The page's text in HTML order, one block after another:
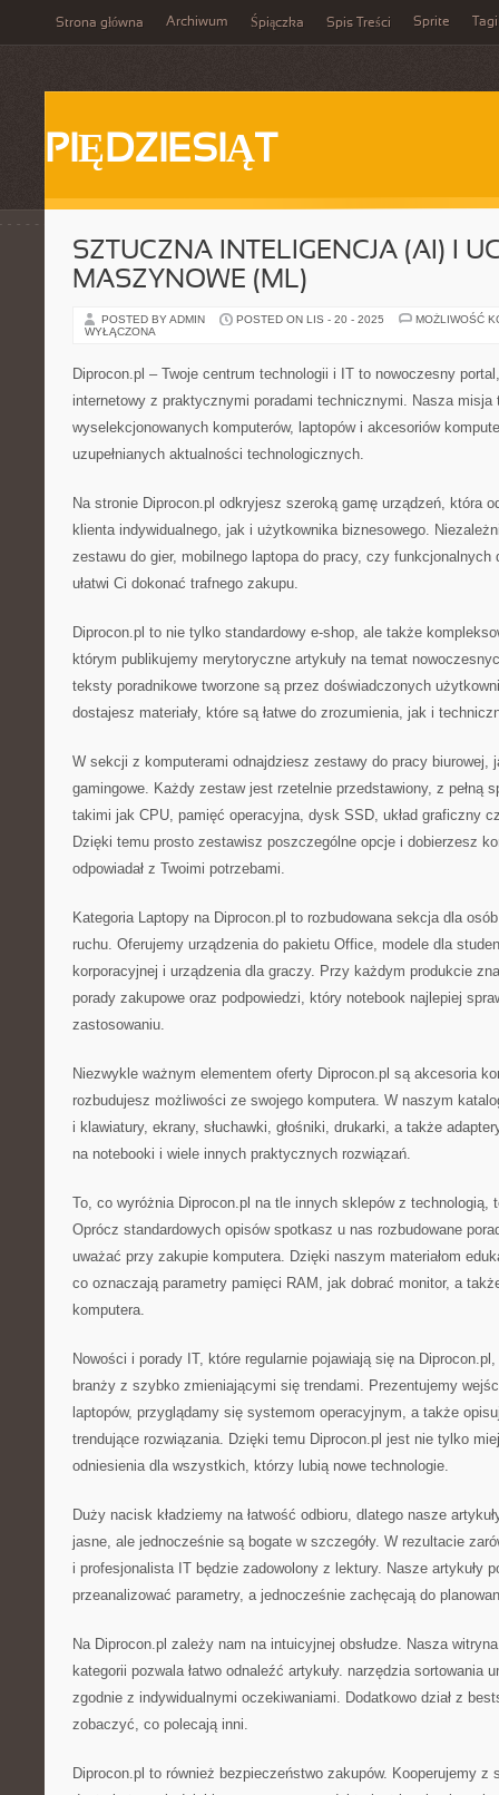
Strona główna Archiwum Śpiączka Spis Treści Sprite Tagi
PIĘDZIESIĄT
SZTUCZNA INTELIGENCJA (AI) I
MASZYNOWE (ML)
POSTED BY ADMIN POSTED ON LIS - 20 - 2025
MOŻLIWOŚĆ
WYŁĄCZONA
Diprocon.pl – Twoje centrum technologii i IT to nowoczesny
internetowy z praktycznymi poradami technicznymi. Nasza misja
wyselekcjonowanych komputerów, laptopów i akcesoriów
uzupełnianych aktualności technologicznych.
Na stronie Diprocon.pl odkryjesz szeroką gamę urządzeń, która
klienta indywidualnego, jak i użytkownika biznesowego.
zestawu do gier, mobilnego laptopa do pracy, czy funkcjonalnych
ułatwi Ci dokonać trafnego zakupu.
Diprocon.pl to nie tylko standardowy e-shop, ale także
którym publikujemy merytoryczne artykuły na temat
teksty poradnikowe tworzone są przez doświadczonych
dostajesz materiały, które są łatwe do zrozumienia, jak i
W sekcji z komputerami odnajdziesz zestawy do pracy biurowej,
gamingowe. Każdy zestaw jest rzetelnie przedstawiony, z pełną
takimi jak CPU, pamięć operacyjna, dysk SSD, układ graficzny
Dzięki temu prosto zestawisz poszczególne opcje i dobierzesz
odpowiadał z Twoimi potrzebami.
Kategoria Laptopy na Diprocon.pl to rozbudowana sekcja dla
ruchu. Oferujemy urządzenia do pakietu Office, modele dla
korporacyjnej i urządzenia dla graczy. Przy każdym produkcie
porady zakupowe oraz podpowiedzi, który notebook najlepiej
zastosowaniu.
Niezwykle ważnym elementem oferty Diprocon.pl są akcesoria
rozbudujesz możliwości ze swojego komputera. W naszym
i klawiatury, ekrany, słuchawki, głośniki, drukarki, a także
na notebooki i wiele innych praktycznych rozwiązań.
To, co wyróżnia Diprocon.pl na tle innych sklepów z technologią,
Oprócz standardowych opisów spotkasz u nas rozbudowane
uważać przy zakupie komputera. Dzięki naszym materiałom
co oznaczają parametry pamięci RAM, jak dobrać monitor, a
komputera.
Nowości i porady IT, które regularnie pojawiają się na
branży z szybko zmieniającymi się trendami. Prezentujemy
laptopów, przyglądamy się systemom operacyjnym, a także
trendujące rozwiązania. Dzięki temu Diprocon.pl jest nie tylko
odniesienia dla wszystkich, którzy lubią nowe technologie.
Duży nacisk kładziemy na łatwość odbioru, dlatego nasze
jasne, ale jednocześnie są bogate w szczegóły. W rezultacie
i profesjonalista IT będzie zadowolony z lektury. Nasze artykuły
przeanalizować parametry, a jednocześnie zachęcają do
Na Diprocon.pl zależy nam na intuicyjnej obsłudze. Nasza
kategorii pozwala łatwo odnaleźć artykuły. narzędzia sortowania
zgodnie z indywidualnymi oczekiwaniami. Dodatkowo dział z
zobaczyć, co polecają inni.
Diprocon.pl to również bezpieczeństwo zakupów. Kooperujemy z